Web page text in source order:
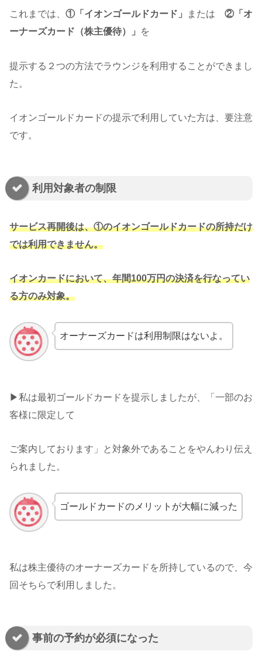
これまでは、 ①「イオンゴールドカード」 または ②「オ
ーナーズカード（株主優待）」
を
提示する２つの方法でラウンジを利用することができまし
た。
イオンゴールドカードの提示で利用していた方は、要注意
です。
利用対象者の制限
サービス再開後は、①のイオンゴールドカードの所持だけ
では利用できません。
イオンカードにおいて、年間100万円の決済を行なってい
る方のみ対象。
オーナーズカードは利用制限はないよ。
▶︎私は最初ゴールドカードを提示しましたが、「一部のお
客様に限定して
ご案内しております」と対象外であることをやんわり伝え
られました。
ゴールドカードのメリットが大幅に減った
私は株主優待のオーナーズカードを所持しているので、今
回そちらで利用しました。
事前の予約が必須になった